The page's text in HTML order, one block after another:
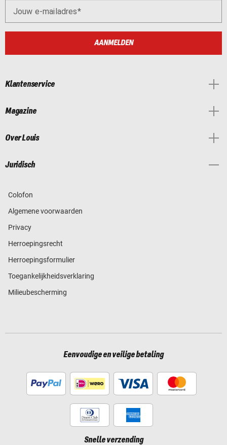
Jouw e-mailadres
AANMELDEN
Klantenservice
Magazine
Over Louis
Juridisch
Colofon
Algemene voorwaarden
Privacy
Herroepingsrecht
Herroepingsformulier
Toegankelijkheidsverklaring
Milieubescherming
Eenvoudige en veilige betaling
Snelle verzending